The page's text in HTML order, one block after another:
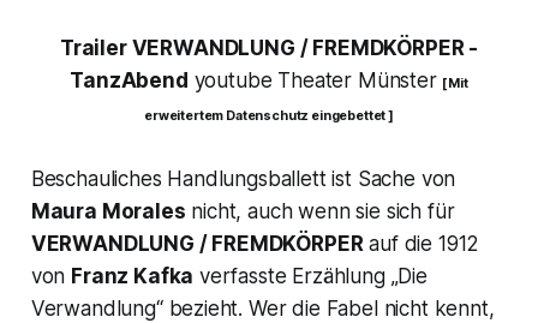
Trailer VERWANDLUNG / FREMDKÖRPER -
TanzAbend youtube Theater Münster [ Mit
erweitertem Datenschutz eingebettet ]
Beschauliches Handlungsballett ist Sache von
Maura Morales nicht, auch wenn sie sich für
VERWANDLUNG / FREMDKÖRPERauf die 1912
von Franz Kafka verfasste Erzählung „Die
Verwandlung“bezieht. Wer die Fabel nicht kennt,